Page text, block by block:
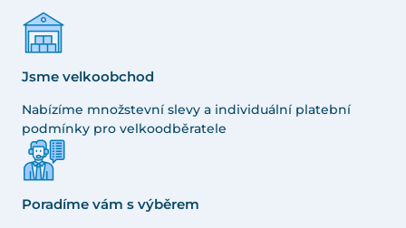
Jsme velkoobchod
Nabízíme množstevní slevy a individuální platební
podmínky pro velkoodběratele
Poradíme vám s výběrem